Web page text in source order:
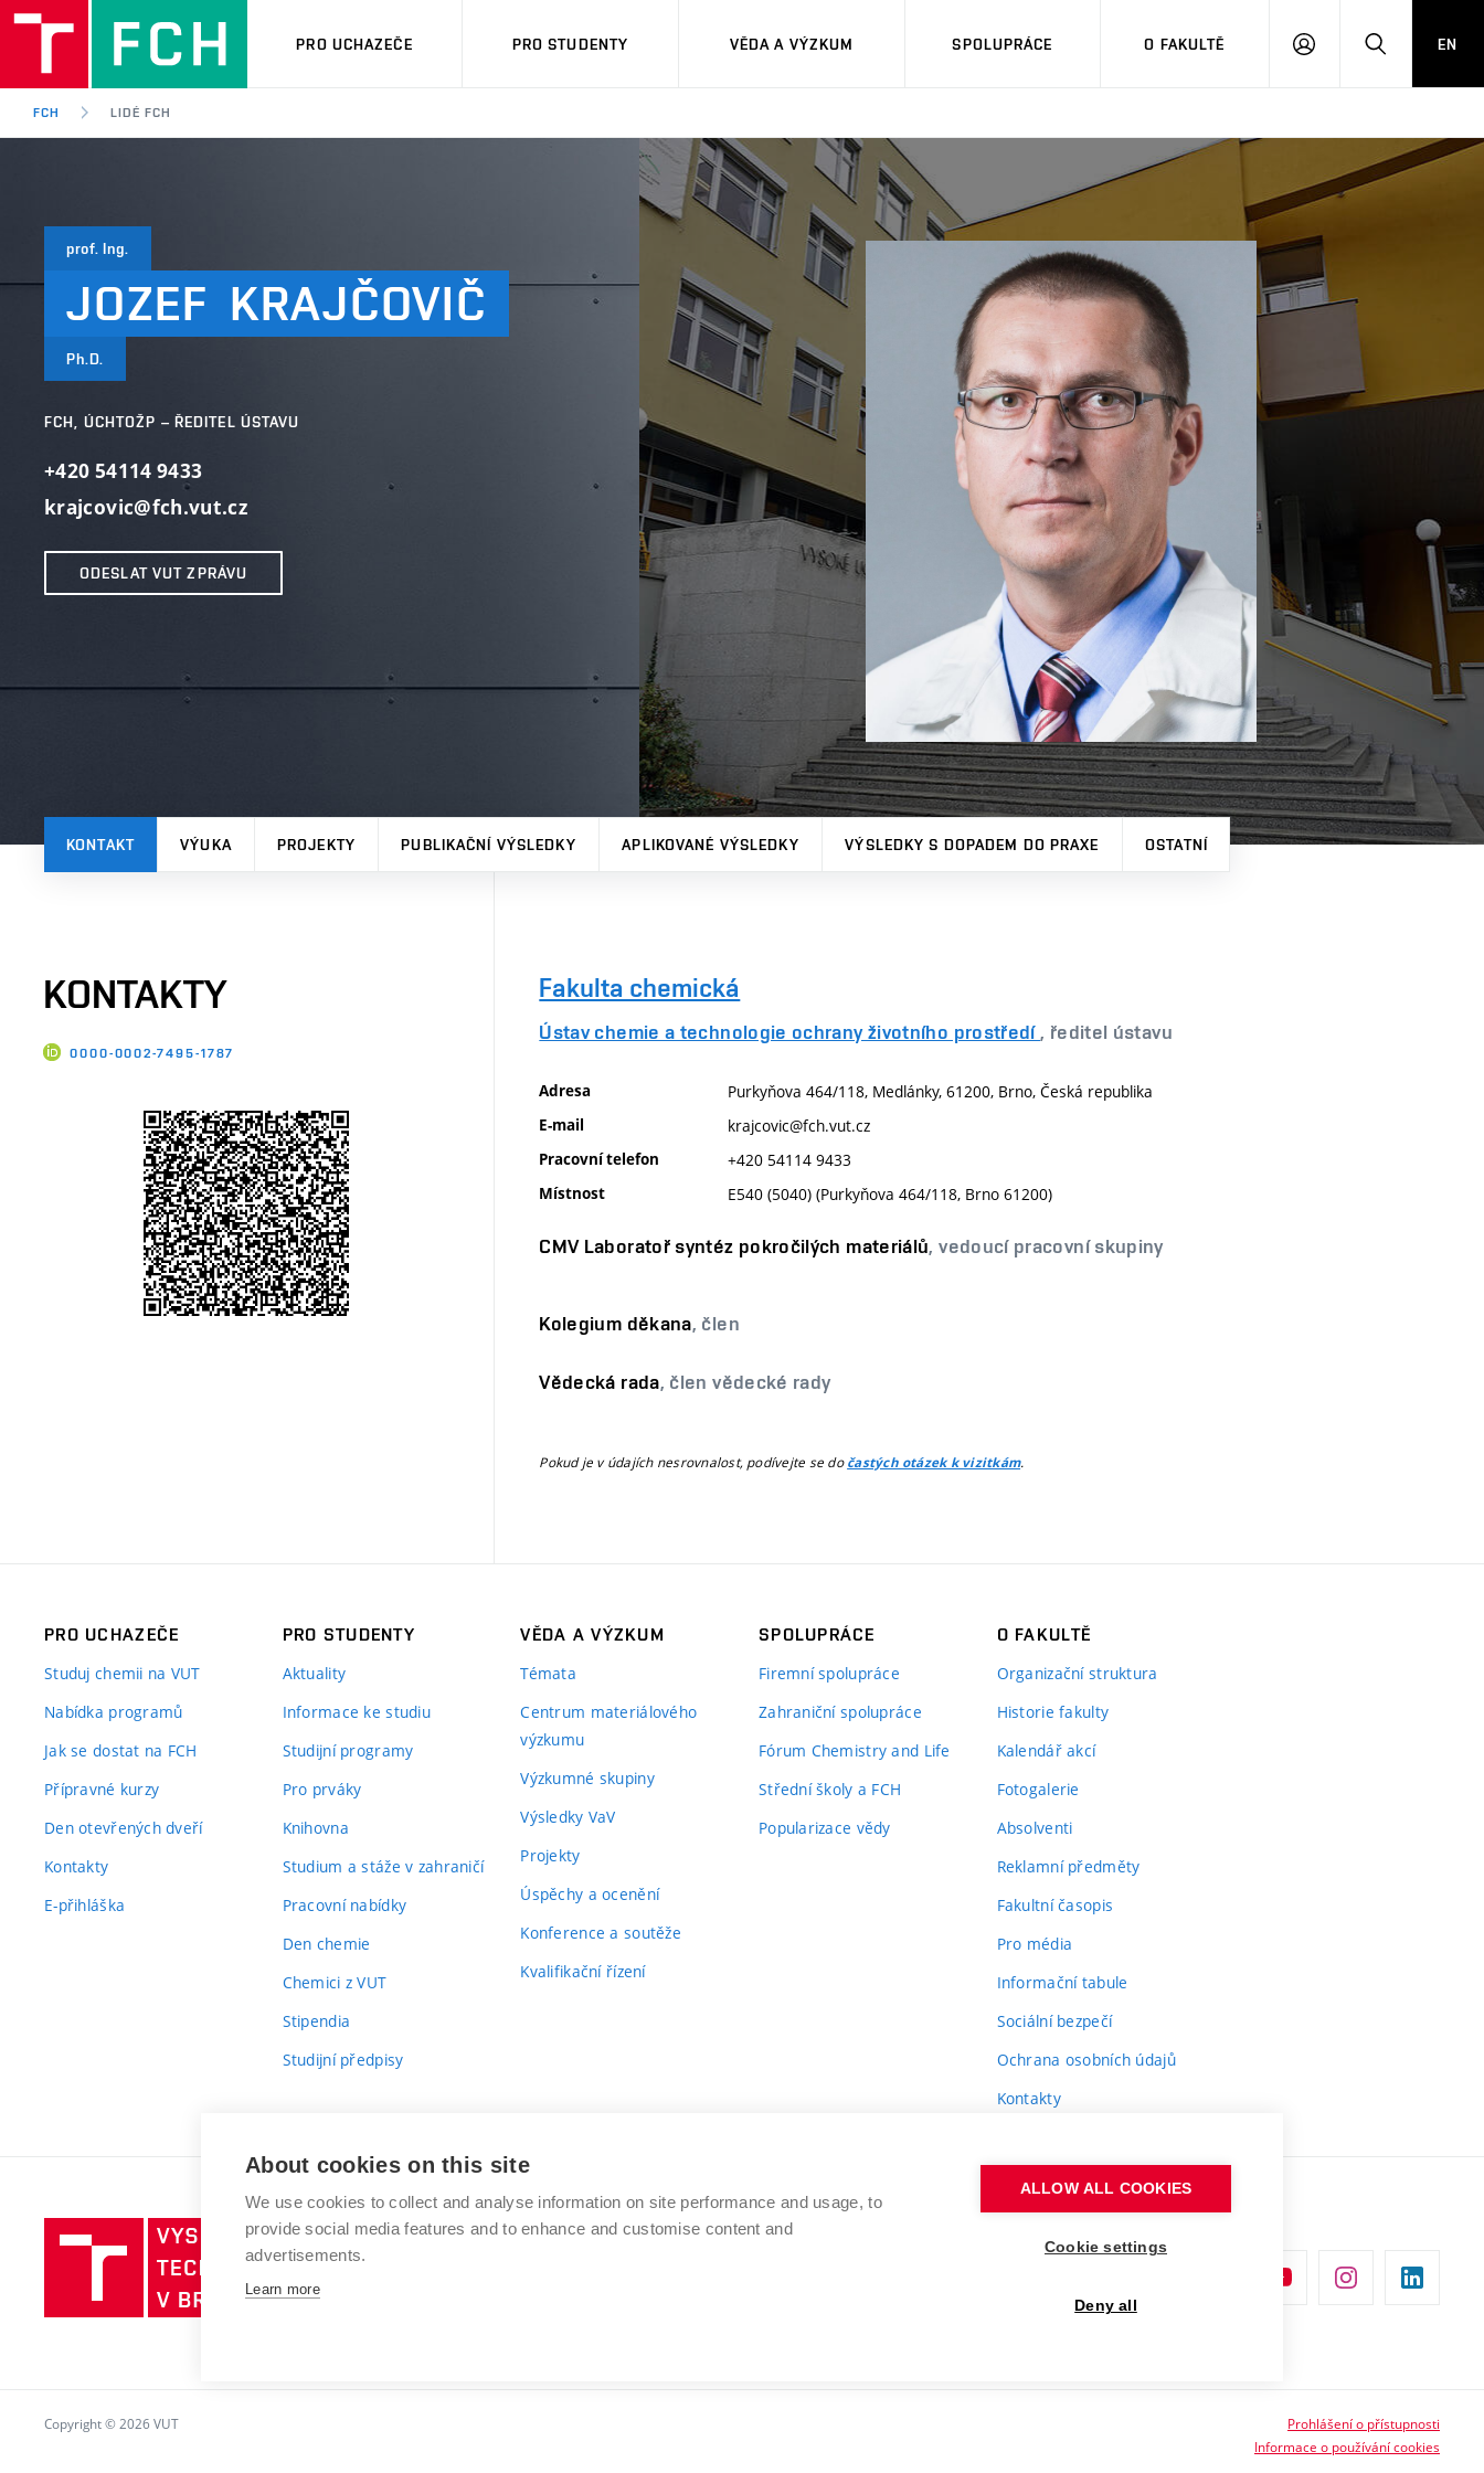
PRO UCHAZEČE PRO STUDENTY VĚDA A VÝZKUM SPOLUPRÁCE O FAKULTĚ
PŘIHLÁSITHLEDAT
EN
FCH LIDÉ FCH
prof. Ing.
JOZEF KRAJČOVIČ
Ph.D.
FCH, ÚCHTOŽP – ŘEDITEL ÚSTAVU
+420 54114 9433
krajcovic@fch.vut.cz
ODESLAT VUT ZPRÁVU
KONTAKT VÝUKA PROJEKTY PUBLIKAČNÍ VÝSLEDKY APLIKOVANÉ VÝSLEDKY VÝSLEDKY S DOPADEM DO PRAXE OSTATNÍ
KONTAKTY
0000-0002-7495-1787
Fakulta chemická
Ústav chemie a technologie ochrany životního prostředí, ředitel ústavu
Adresa Purkyňova 464/118, Medlánky, 61200, Brno, Česká republika
E-mail krajcovic@fch.vut.cz
Pracovní telefon +420 54114 9433
Místnost E540 (5040) (Purkyňova 464/118, Brno 61200)
CMV Laboratoř syntéz pokročilých materiálů, vedoucí pracovní skupiny
Kolegium děkana, člen
Vědecká rada, člen vědecké rady
Pokud je v údajích nesrovnalost, podívejte se dočastých otázek k vizitkám.
PRO UCHAZEČE
Studuj chemii na VUT
Nabídka programů
Jak se dostat na FCH
Přípravné kurzy
Den otevřených dveří
Kontakty
E-přihláška
PRO STUDENTY
Aktuality
Informace ke studiu
Studijní programy
Pro prváky
Knihovna
Studium a stáže v zahraničí
Pracovní nabídky
Den chemie
Chemici z VUT
Stipendia
Studijní předpisy
VĚDA A VÝZKUM
Témata
Centrum materiálového
výzkumu
Výzkumné skupiny
Výsledky VaV
Projekty
Úspěchy a ocenění
Konference a soutěže
Kvalifikační řízení
SPOLUPRÁCE
Firemní spolupráce
Zahraniční spolupráce
Fórum Chemistry and Life
Střední školy a FCH
Popularizace vědy
O FAKULTĚ
Organizační struktura
Historie fakulty
Kalendář akcí
Fotogalerie
Absolventi
Reklamní předměty
Fakultní časopis
Pro média
Informační tabule
Sociální bezpečí
Ochrana osobních údajů
Kontakty
Vysoké
učení
VYSOKÉ UČENÍ TECHNICKÉ V BRNĚ
Copyright © 2026 VUT
Prohlášení o přístupnosti
Informace o používání cookies
About cookies on this site
We use cookies to collect and analyse information on site performance and usage, to
provide social media features and to enhance and customise content and
advertisements.
Learn more
ALLOW ALL COOKIES
Cookie settings
Deny all